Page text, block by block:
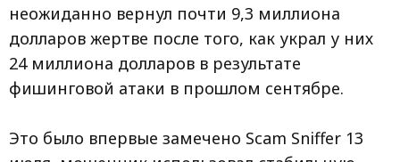
неожиданно вернул почти 9,3 миллиона
долларов жертве после того, как украл у них
24 миллиона долларов в результате
фишинговой атаки в прошлом сентябре.
Это было впервые замечено Scam Sniffer 13